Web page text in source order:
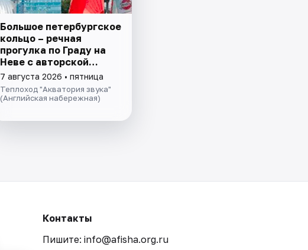
Большое петербургское
кольцо – речная
прогулка пo Граду на
Неве с авторской
экскурсией и живой
музыкой в тёплом
салоне теплохода
7 августа 2026 • пятница
Теплоход "Акватория звука"
(Английская набережная)
Контакты
Пишите: info@afisha.org.ru